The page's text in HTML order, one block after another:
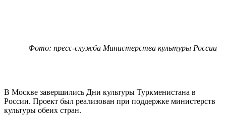
Фото: пресс-служба Министерства культуры России
В Москве завершились Дни культуры Туркменистана в
России. Проект был реализован при поддержке министерств
культуры обеих стран.